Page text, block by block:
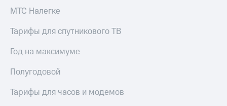
МТС Налегке
Тарифы для спутникового ТВ
Год на максимуме
Полугодовой
Тарифы для часов и модемов